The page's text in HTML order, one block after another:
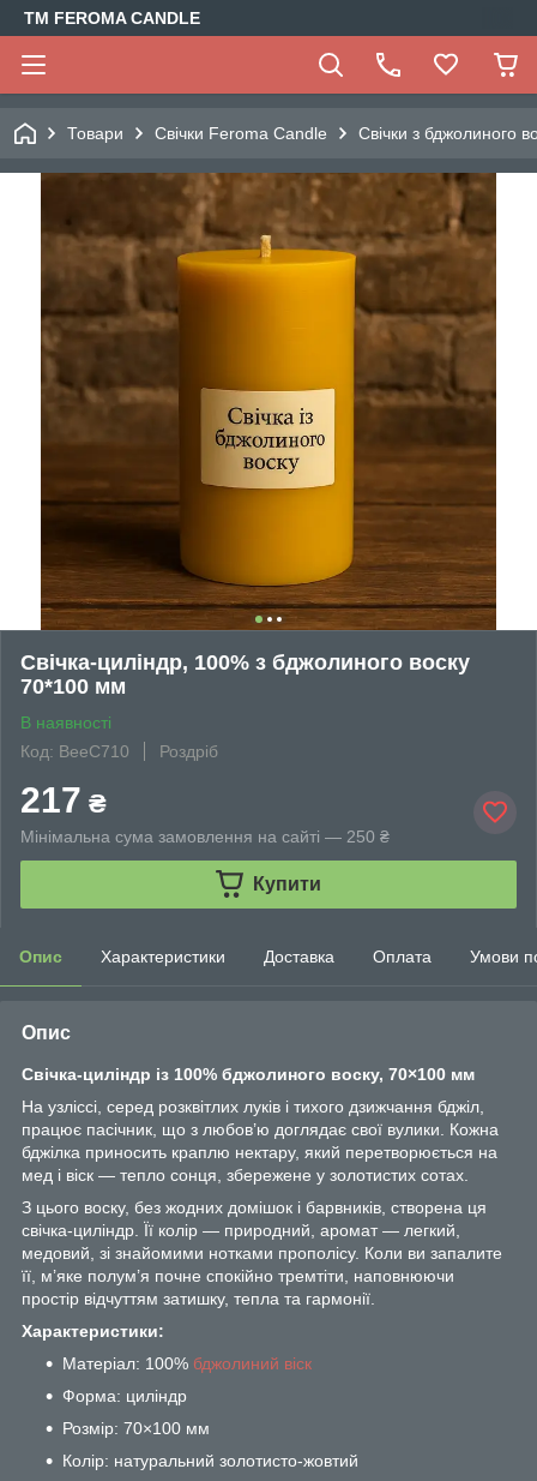
TM FEROMA CANDLE
Товари Свічки Feroma Candle Свічки з бджолиного
Свічка-циліндр, 100% з бджолиного воску
70*100 мм
В наявності
Код: BeeC710
Роздріб
217 ₴
Мінімальна сума замовлення на сайті — 250 ₴
Купити
Опис Характеристики Доставка Оплата Умови
Опис
Свічка-циліндр із 100% бджолиного воску, 70×100 мм
На узліссі, серед розквітлих луків і тихого дзижчання бджіл,
працює пасічник, що з любов’ю доглядає свої вулики. Кожна
бджілка приносить краплю нектару, який перетворюється на
мед і віск — тепло сонця, збережене у золотистих сотах.
З цього воску, без жодних домішок і барвників, створена ця
свічка-циліндр. Її колір — природний, аромат — легкий,
медовий, зі знайомими нотками прополісу. Коли ви запалите
її, м’яке полум’я почне спокійно тремтіти, наповнюючи
простір відчуттям затишку, тепла та гармонії.
Характеристики:
Матеріал: 100% бджолиний віск
Форма: циліндр
Розмір: 70×100 мм
Колір: натуральний золотисто-жовтий